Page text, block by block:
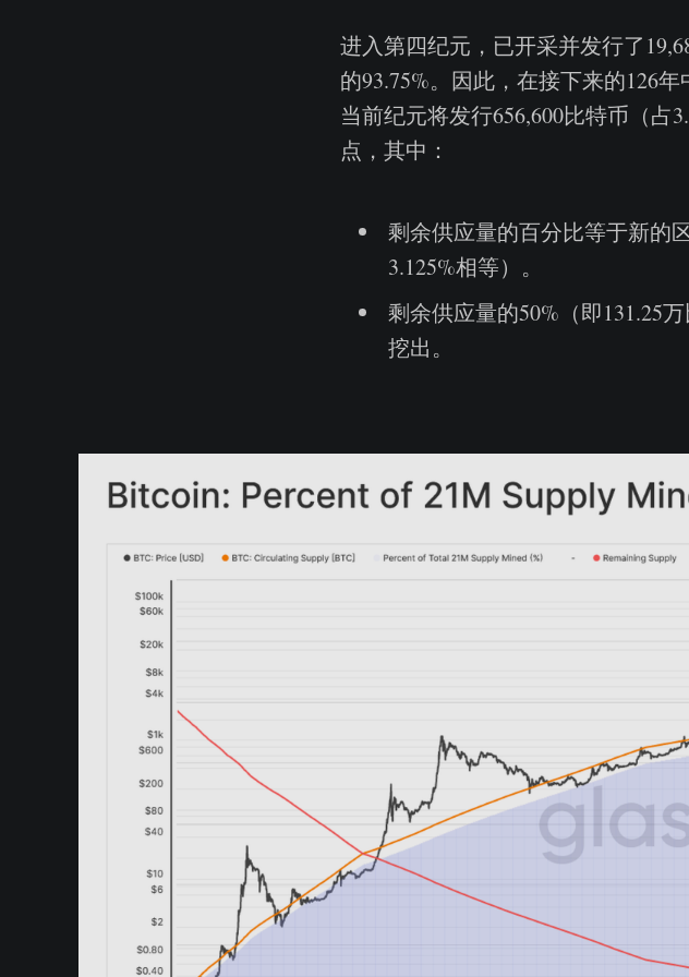
进入第四纪元，已开采并发行了
的93.75%。因此，在接下来的126
当前纪元将发行656,600比特币（占
点，其中：
剩余供应量的百分比等于新的
3.125%相等）。
剩余供应量的50%（即131.25
挖出。